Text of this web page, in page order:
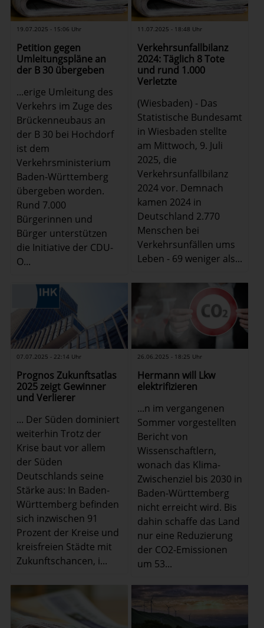
19.07.2025 - 15:06 Uhr
Petition gegen
Umleitungspläne an
der B 30 übergeben
...erige Umleitung des
Verkehrs im Zuge des
Brückenneubaus an
der B 30 bei Hochdorf
ist dem
Verkehrsministerium
Baden-Württemberg
übergeben worden.
Rund 7.000
Bürgerinnen und
Bürger unterstützen
die Initiative der CDU-
O...
11.07.2025 - 18:48 Uhr
Verkehrsunfallbilanz
2024: Täglich 8 Tote
und rund 1.000
Verletzte
(Wiesbaden) - Das
Statistische Bundesamt
in Wiesbaden stellte
am Mittwoch, 9. Juli
2025, die
Verkehrsunfallbilanz
2024 vor. Demnach
kamen 2024 in
Deutschland 2.770
Menschen bei
Verkehrsunfällen ums
Leben - 69 weniger als...
07.07.2025 - 22:14 Uhr
Prognos Zukunftsatlas
2025 zeigt Gewinner
und Verlierer
... Der Süden dominiert
weiterhin Trotz der
Krise baut vor allem
der Süden
Deutschlands seine
Stärke aus: In Baden-
Württemberg befinden
sich inzwischen 91
Prozent der Kreise und
kreisfreien Städte mit
Zukunftschancen, i...
26.06.2025 - 18:25 Uhr
Hermann will Lkw
elektrifizieren
...n im vergangenen
Sommer vorgestellten
Bericht von
Wissenschaftlern,
wonach das Klima-
Zwischenziel bis 2030 in
Baden-Württemberg
nicht erreicht wird. Bis
dahin schaffe das Land
nur eine Reduzierung
der CO2-Emissionen
um 53...